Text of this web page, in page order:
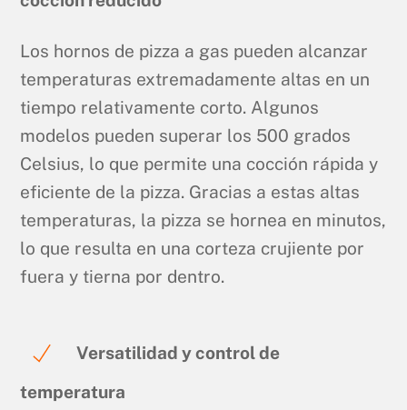
Los hornos de pizza a gas pueden alcanzar
temperaturas extremadamente altas en un
tiempo relativamente corto. Algunos
modelos pueden superar los 500 grados
Celsius, lo que permite una cocción rápida y
eficiente de la pizza. Gracias a estas altas
temperaturas, la pizza se hornea en minutos,
lo que resulta en una corteza crujiente por
fuera y tierna por dentro.
Versatilidad y control de
temperatura